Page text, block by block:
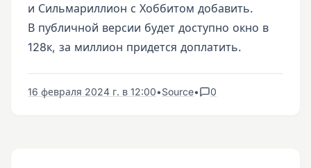
и Сильмариллион с Хоббитом добавить.
В публичной версии будет доступно окно в
128к, за миллион придется доплатить.
16 февраля 2024 г. в 12:00•Source• 0